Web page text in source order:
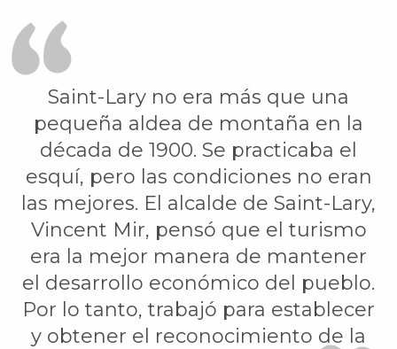
Saint-Lary no era más que una
pequeña aldea de montaña en la
década de 1900. Se practicaba el
esquí, pero las condiciones no eran
las mejores. El alcalde de Saint-Lary,
Vincent Mir, pensó que el turismo
era la mejor manera de mantener
el desarrollo económico del pueblo.
Por lo tanto, trabajó para establecer
y obtener el reconocimiento de la